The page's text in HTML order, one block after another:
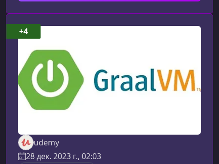
научитесь создавать API, готовые к работе в
реальных проектах.Чему вы научитесьКурс
дает практическое понимание полного
жизненного цикла разработки Web API и помо
udemy
28 дек. 2023 г., 02:03
+4